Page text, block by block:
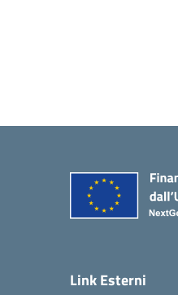
Link Esterni